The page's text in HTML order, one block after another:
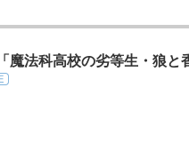
魔法科高校の劣等生・狼と